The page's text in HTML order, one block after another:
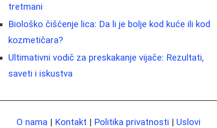
tretmani
Biološko čišćenje lica: Da li je bolje kod kuće ili kod
kozmetičara?
Ultimativni vodič za preskakanje vijače: Rezultati,
saveti i iskustva
O nama | Kontakt | Politika privatnosti | Uslovi